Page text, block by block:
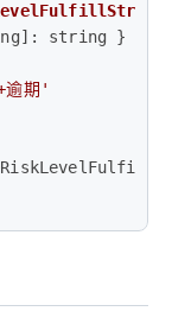
string } = {
逾期'